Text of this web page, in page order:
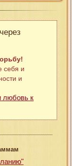
себя и
и
любовь к